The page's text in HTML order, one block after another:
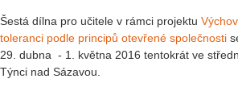
Šestá dílna pro učitele v rámci projektu
toleranci podle principů otevřené společnosti
29. dubna - 1. května 2016 tentokrát ve
Týnci nad Sázavou.